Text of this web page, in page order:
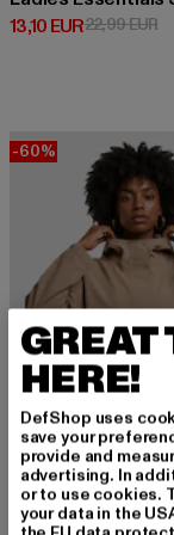
13,10 EUR
Derzeitiger Preis:
22,99 EUR
-60%
AIMN
GREAT
HERE!
DefShop uses
save your
provide and
advertising. In
or to use cookies.
your data in the